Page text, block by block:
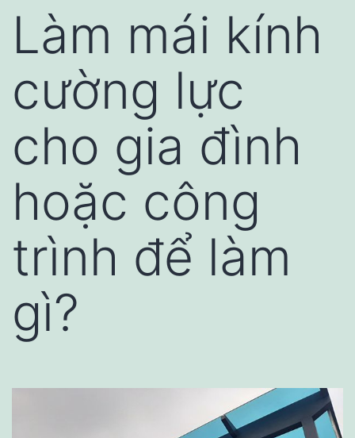
Làm mái kính
cường lực
cho gia đình
hoặc công
trình để làm
gì?